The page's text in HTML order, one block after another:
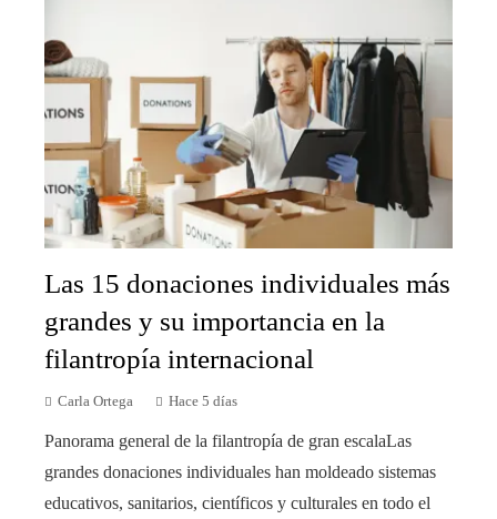
Las 15 donaciones individuales más
grandes y su importancia en la
filantropía internacional
Carla Ortega Hace 5 días
Panorama general de la filantropía de gran escalaLas
grandes donaciones individuales han moldeado sistemas
educativos, sanitarios, científicos y culturales en todo el